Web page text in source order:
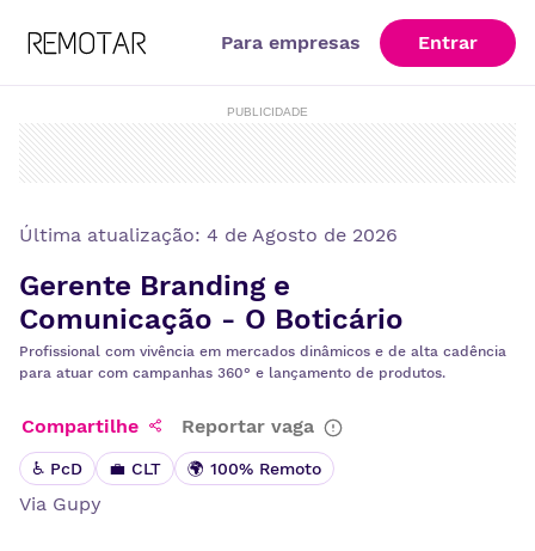
Para empresas Entrar
PUBLICIDADE
Última atualização: 4 de Agosto de 2026
Gerente Branding e
Comunicação - O Boticário
Profissional com vivência em mercados dinâmicos e de alta cadência
para atuar com campanhas 360° e lançamento de produtos.
Compartilhe Reportar vaga
♿ PcD 💼 CLT 🌍 100% Remoto
Via Gupy